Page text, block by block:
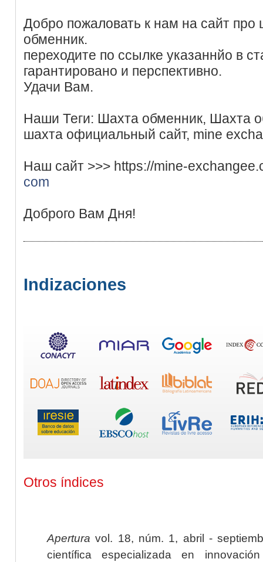
Добро пожаловать к нам на сайт
обменник.
переходите по ссылке указаннйо в
гарантировано и перспективно.
Удачи Вам.
Наши Теги: Шахта обменник, Шахта
шахта официальный сайт, mine
Наш сайт >>> https://mine-
com
Доброго Вам Дня!
Indizaciones
Otros índices
Apertura vol. 18, núm. 1, abril -
científica especializada en